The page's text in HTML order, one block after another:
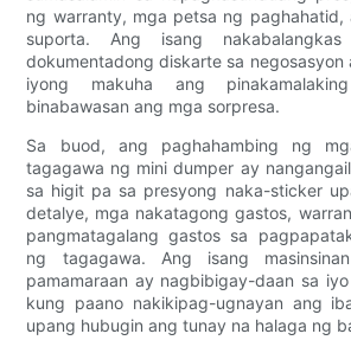
ng warranty, mga petsa ng paghahatid,
suporta. Ang isang
dokumentadong diskarte sa negosasyon
iyong makuha ang
binabawasan ang mga sorpresa.
Sa buod, ang paghahambing ng
tagagawa ng mini dumper ay
sa higit pa sa presyong naka-sticker
detalye, mga nakatagong gastos,
pangmatagalang gastos sa
ng tagagawa. Ang isang
pamamaraan ay nagbibigay-daan sa
kung paano nakikipag-ugnayan ang
upang hubugin ang tunay na halaga ng